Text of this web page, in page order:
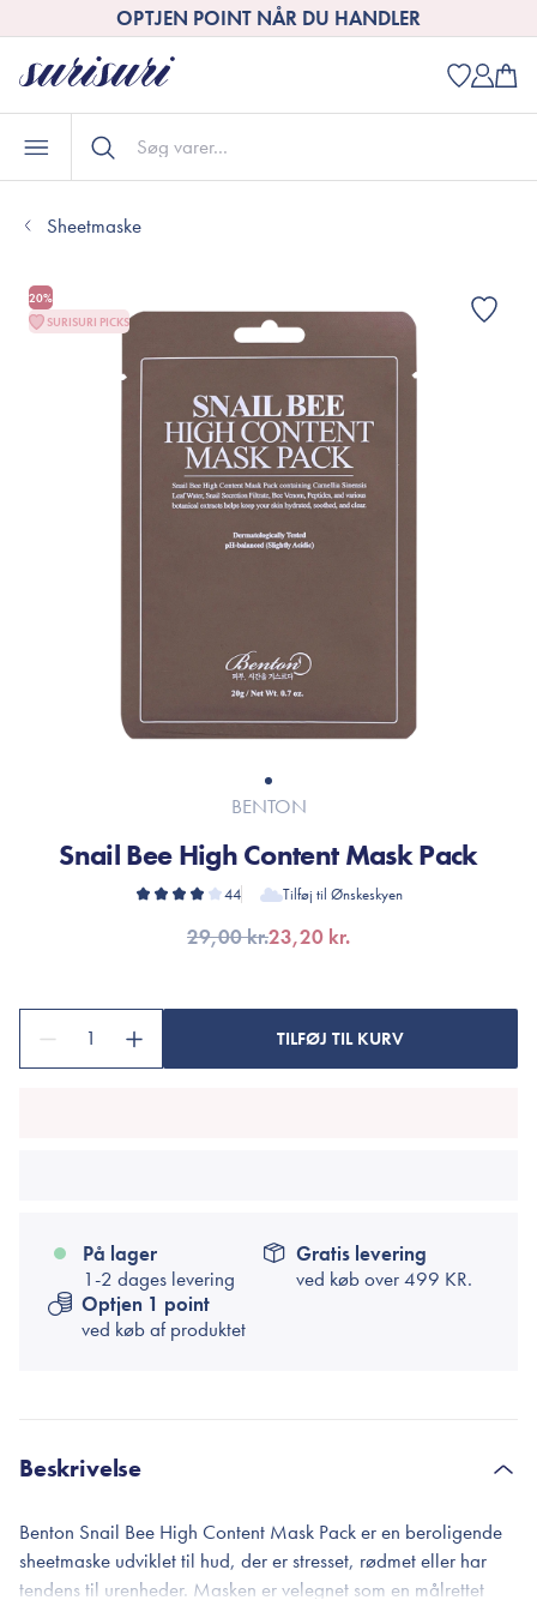
OPTJEN POINT NÅR DU HANDLER
Sheetmaske
20%
SURISURI PICKS
BENTON
Snail Bee High Content Mask Pack
44 Tilføj til Ønskeskyen
29,00 kr.23,20 kr.
1 TILFØJ TIL KURV
På lager
1-2 dages levering
Gratis levering
ved køb over499 KR.
Optjen 1 point
ved køb af produktet
Beskrivelse
Benton Snail Bee High Content Mask Pack er en beroligende
sheetmaske udviklet til hud, der er stresset, rødmet eller har
tendens til urenheder. Masken er velegnet som en målrettet